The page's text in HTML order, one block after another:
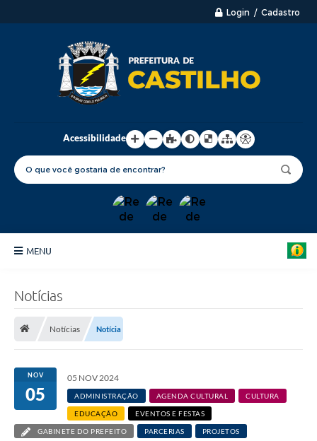
Login / Cadastro
Acessibilidade
MENU
Carta de Serviços
Turismo
Notícias
Notícias Notícia
NOV
05
05 NOV 2024
ADMINISTRAÇÃO AGENDA CULTURAL CULTURA
EDUCAÇÃO EVENTOS E FESTAS
GABINETE DO PREFEITO PARCERIAS PROJETOS